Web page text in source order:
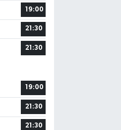
19:00
21:30
21:30
19:00
21:30
21:30